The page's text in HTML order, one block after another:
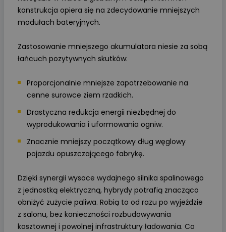
konstrukcja opiera się na zdecydowanie mniejszych
modułach bateryjnych.
Zastosowanie mniejszego akumulatora niesie za sobą
łańcuch pozytywnych skutków:
Proporcjonalnie mniejsze zapotrzebowanie na
cenne surowce ziem rzadkich.
Drastyczna redukcja energii niezbędnej do
wyprodukowania i uformowania ogniw.
Znacznie mniejszy początkowy dług węglowy
pojazdu opuszczającego fabrykę.
Dzięki synergii wysoce wydajnego silnika spalinowego
z jednostką elektryczną, hybrydy potrafią znacząco
obniżyć zużycie paliwa. Robią to od razu po wyjeździe
z salonu, bez konieczności rozbudowywania
kosztownej i powolnej infrastruktury ładowania. Co